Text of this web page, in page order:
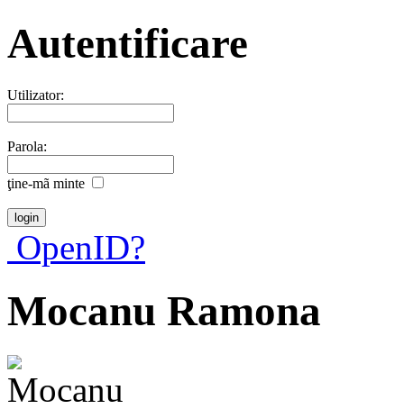
Autentificare
Utilizator:
Parola:
ţine-mã minte
OpenID?
Mocanu Ramona